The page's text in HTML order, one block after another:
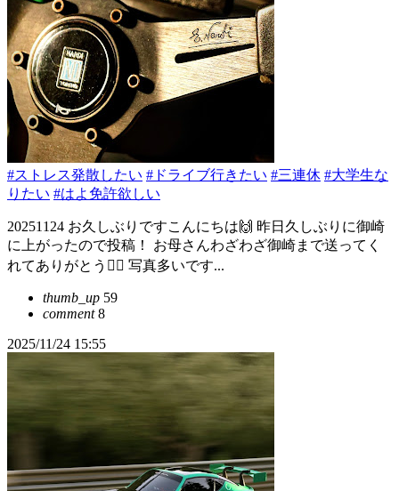
#ストレス発散したい #ドライブ行きたい #三連休 #大学生な
りたい #はよ免許欲しい
20251124 お久しぶりですこんにちは🙌 昨日久しぶりに御崎
に上がったので投稿！ お母さんわざわざ御崎まで送ってく
れてありがとう🙂‍↕️ 写真多いです...
thumb_up 59
comment8
2025/11/24 15:55